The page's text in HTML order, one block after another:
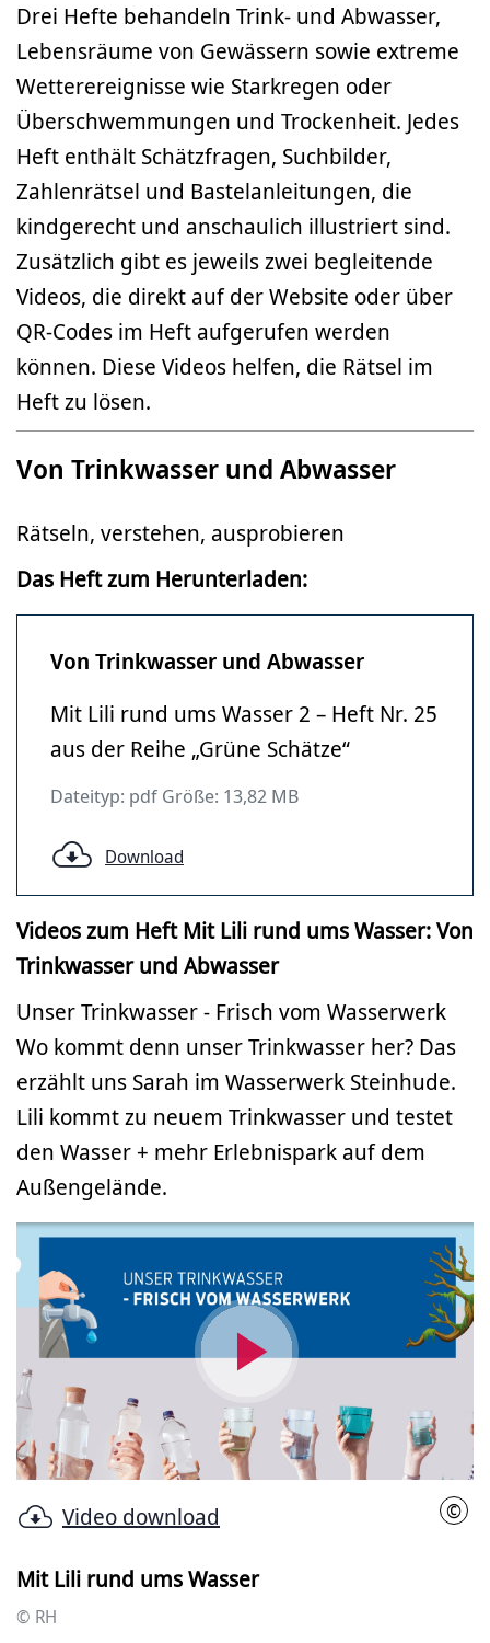
Drei Hefte behandeln Trink- und Abwasser,
Lebensräume von Gewässern sowie extreme
Wetterereignisse wie Starkregen oder
Überschwemmungen und Trockenheit. Jedes
Heft enthält Schätzfragen, Suchbilder,
Zahlenrätsel und Bastelanleitungen, die
kindgerecht und anschaulich illustriert sind.
Zusätzlich gibt es jeweils zwei begleitende
Videos, die direkt auf der Website oder über
QR-Codes im Heft aufgerufen werden
können. Diese Videos helfen, die Rätsel im
Heft zu lösen.
Von Trinkwasser und Abwasser
Rätseln, verstehen, ausprobieren
Das Heft zum Herunterladen:
Von Trinkwasser und Abwasser
Mit Lili rund ums Wasser 2 – Heft Nr. 25
aus der Reihe „Grüne Schätze“
Dateityp: pdf Größe: 13,82 MB
Download
Videos zum Heft Mit Lili rund ums Wasser: Von
Trinkwasser und Abwasser
Unser Trinkwasser - Frisch vom Wasserwerk
Wo kommt denn unser Trinkwasser her? Das
erzählt uns Sarah im Wasserwerk Steinhude.
Lili kommt zu neuem Trinkwasser und testet
den Wasser + mehr Erlebnispark auf dem
Außengelände.
Video
abspielen
©RH
Video download
Mit Lili rund ums Wasser
© RH